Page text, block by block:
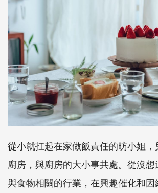
從小就扛起在家做飯責任的昉小姐
廚房，與廚房的大小事共處。從沒
與食物相關的行業，在興趣催化和